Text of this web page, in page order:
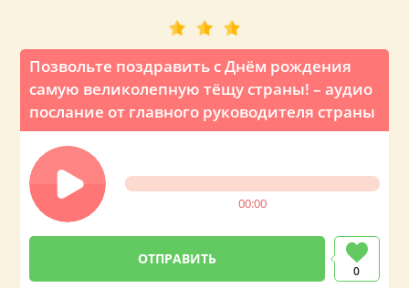
Позвольте поздравить с Днём рождения
самую великолепную тёщу страны! – аудио
послание от главного руководителя страны
00:00
0